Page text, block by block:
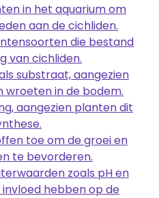
in het aquarium om
aan de cichliden.
die bestand
van cichliden.
substraat, aangezien
wroeten in de bodem.
aangezien planten dit
toe om de groei en
te bevorderen.
zoals pH en
hebben op de